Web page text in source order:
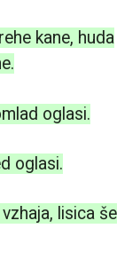
kane, huda
oglasi.
oglasi.
lisica še